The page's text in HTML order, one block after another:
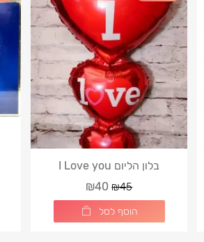
בלון הליום I Love you
₪45
₪40
הוסף לסל